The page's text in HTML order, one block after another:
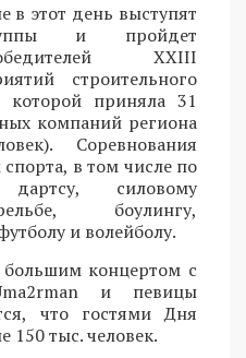
в этот день выступят
и пройдет
XXIII
строительного
которой приняла 31
компаний региона
Соревнования
в том числе по
силовому
боулингу,
и волейболу.
концертом с
и певицы
что гостями Дня
150 тыс. человек.